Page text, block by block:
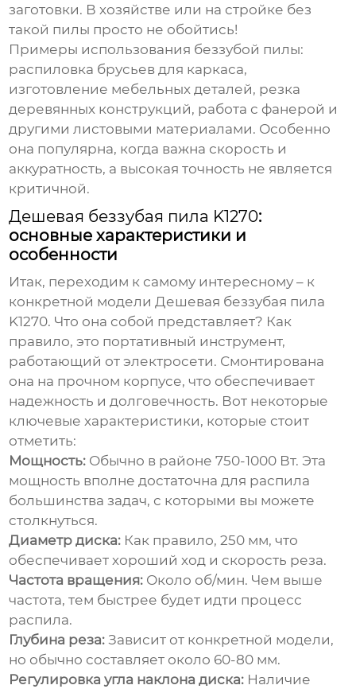
заготовки. В хозяйстве или на стройке без
такой пилы просто не обойтись!
Примеры использования беззубой пилы:
распиловка брусьев для каркаса,
изготовление мебельных деталей, резка
деревянных конструкций, работа с фанерой и
другими листовыми материалами. Особенно
она популярна, когда важна скорость и
аккуратность, а высокая точность не является
критичной.
Дешевая беззубая пила K1270:
основные характеристики и
особенности
Итак, переходим к самому интересному – к
конкретной моделиДешевая беззубая пила
K1270. Что она собой представляет? Как
правило, это портативный инструмент,
работающий от электросети. Смонтирована
она на прочном корпусе, что обеспечивает
надежность и долговечность. Вот некоторые
ключевые характеристики, которые стоит
отметить:
Мощность: Обычно в районе 750-1000 Вт. Эта
мощность вполне достаточна для распила
большинства задач, с которыми вы можете
столкнуться.
Диаметр диска: Как правило, 250 мм, что
обеспечивает хороший ход и скорость реза.
Частота вращения: Около об/мин. Чем выше
частота, тем быстрее будет идти процесс
распила.
Глубина реза: Зависит от конкретной модели,
но обычно составляет около 60-80 мм.
Регулировка угла наклона диска: Наличие